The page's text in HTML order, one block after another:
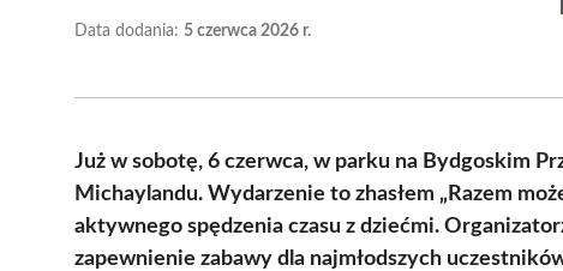
Data dodania: 5 czerwca 2026 r.
Już w sobotę, 6 czerwca, w parku na Bydgoskim
Michaylandu. Wydarzenie to zhasłem „Razem
aktywnego spędzenia czasu z dziećmi.
zapewnienie zabawy dla najmłodszych